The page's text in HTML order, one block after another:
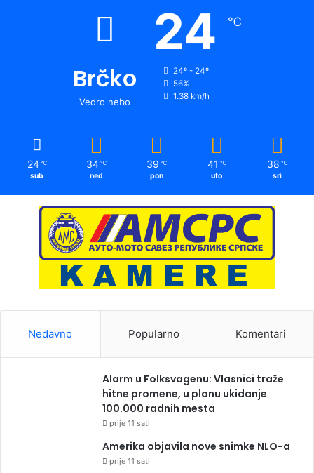
Brčko
Vedro nebo
24 ℃
24º - 24º
56%
1.38 km/h
24 ℃
sub
34 ℃
ned
39 ℃
pon
41 ℃
uto
38 ℃
sri
Nedavno Popularno Komentari
Alarm u Folksvagenu: Vlasnici traže
hitne promene, u planu ukidanje
100.000 radnih mesta
prije 11 sati
Amerika objavila nove snimke NLO-a
prije 11 sati